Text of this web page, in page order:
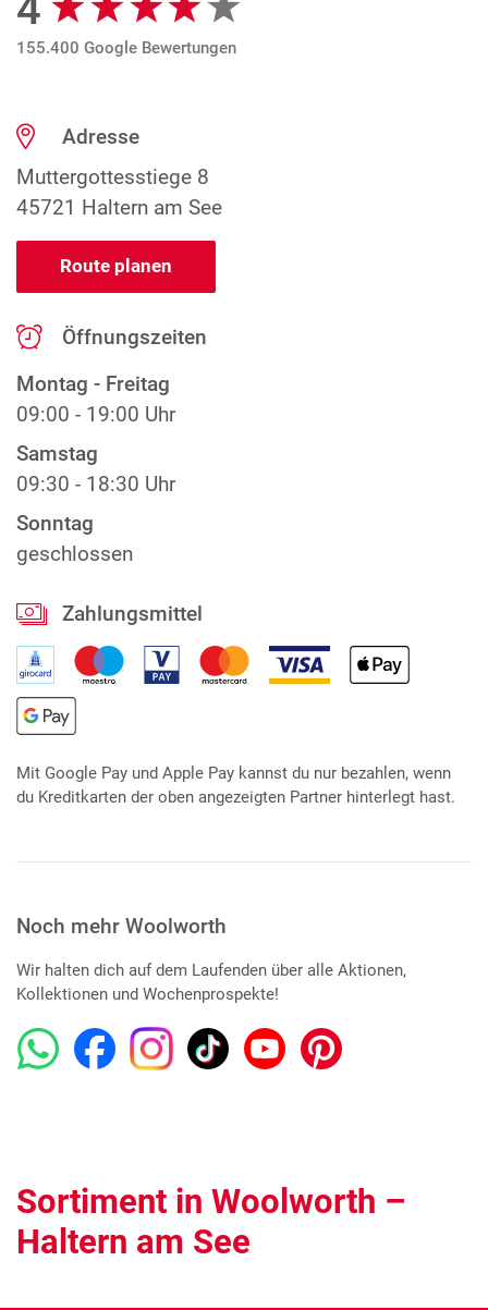
155.400 Google Bewertungen
Adresse
Muttergottesstiege 8
45721 Haltern am See
Route planen
Öffnungszeiten
Montag - Freitag
09:00 - 19:00 Uhr
Samstag
09:30 - 18:30 Uhr
Sonntag
geschlossen
Zahlungsmittel
Mit Google Pay und Apple Pay kannst du nur bezahlen, wenn
du Kreditkarten der oben angezeigten Partner hinterlegt hast.
Noch mehr Woolworth
Wir halten dich auf dem Laufenden über alle Aktionen,
Kollektionen und Wochenprospekte!
Sortiment in Woolworth –
Haltern am See